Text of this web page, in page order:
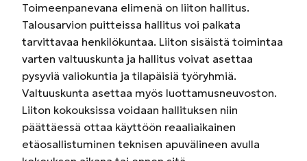
Toimeenpanevana elimenä on liiton hallitus.
Talousarvion puitteissa hallitus voi palkata
tarvittavaa henkilökuntaa. Liiton sisäistä toimintaa
varten valtuuskunta ja hallitus voivat asettaa
pysyviä valiokuntia ja tilapäisiä työryhmiä.
Valtuuskunta asettaa myös luottamusneuvoston.
Liiton kokouksissa voidaan hallituksen niin
päättäessä ottaa käyttöön reaaliaikainen
etäosallistuminen teknisen apuvälineen avulla